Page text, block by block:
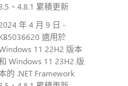
、4.8.1 累積更新
年 4 月 9 日 -
適用於
11 22H2 版本
Windows 11 23H2 版
的 .NET Framework